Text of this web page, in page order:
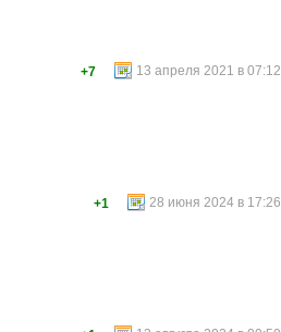
13 апреля 2021 в 07:12
+7
28 июня 2024 в 17:26
+1